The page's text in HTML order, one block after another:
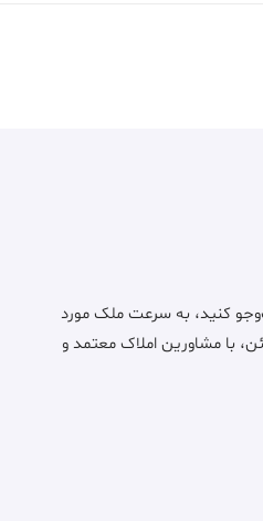
کنید، به سرعت ملک مورد
با مشاورین املاک معتمد و